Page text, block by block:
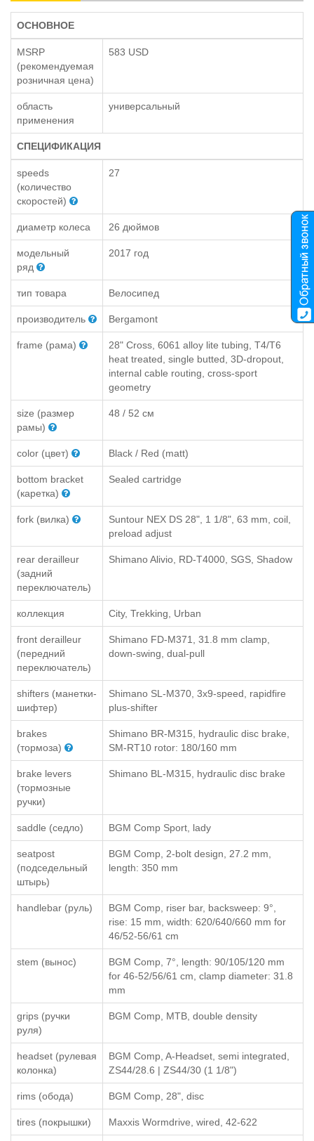
ОСНОВНОЕ
MSRP
(рекомендуемая
розничная цена)
583 USD
область
применения
универсальный
СПЕЦИФИКАЦИЯ
speeds
(количество
скоростей)
27
диаметр колеса 26 дюймов
модельный
ряд
2017 год
тип товара Велосипед
производитель Bergamont
frame (рама)
28" Cross, 6061 alloy lite tubing, T4/T6
heat treated, single butted, 3D-dropout,
internal cable routing, cross-sport
geometry
size (размер
рамы)
48 / 52 см
color (цвет) Black / Red (matt)
bottom bracket
(каретка)
Sealed cartridge
fork (вилка)
Suntour NEX DS 28", 1 1/8", 63 mm, coil,
preload adjust
rear derailleur
(задний
переключатель)
Shimano Alivio, RD-T4000, SGS, Shadow
коллекция City, Trekking, Urban
front derailleur
(передний
переключатель)
Shimano FD-M371, 31.8 mm clamp,
down-swing, dual-pull
shifters (манетки-
шифтер)
Shimano SL-M370, 3x9-speed, rapidfire
plus-shifter
brakes
(тормоза)
Shimano BR-M315, hydraulic disc brake,
SM-RT10 rotor: 180/160 mm
brake levers
(тормозные
ручки)
Shimano BL-M315, hydraulic disc brake
saddle (седло) BGM Comp Sport, lady
seatpost
(подседельный
штырь)
BGM Comp, 2-bolt design, 27.2 mm,
length: 350 mm
handlebar (руль)
BGM Comp, riser bar, backsweep: 9°,
rise: 15 mm, width: 620/640/660 mm for
46/52-56/61 cm
stem (вынос)
BGM Comp, 7°, length: 90/105/120 mm
for 46-52/56/61 cm, clamp diameter: 31.8
mm
grips (ручки
руля)
BGM Comp, MTB, double density
headset (рулевая
колонка)
BGM Comp, A-Headset, semi integrated,
ZS44/28.6 | ZS44/30 (1 1/8")
rims (обода) BGM Comp, 28", disc
tires (покрышки) Maxxis Wormdrive, wired, 42-622